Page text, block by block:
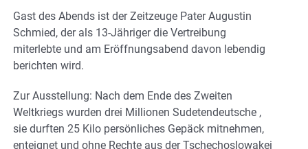
Gast des Abends ist der Zeitzeuge Pater Augustin
Schmied, der als 13-Jähriger die Vertreibung
miterlebte und am Eröffnungsabend davon lebendig
berichten wird.
Zur Ausstellung: Nach dem Ende des Zweiten
Weltkriegs wurden drei Millionen Sudetendeutsche ,
sie durften 25 Kilo persönliches Gepäck mitnehmen,
enteignet und ohne Rechte aus der Tschechoslowakei